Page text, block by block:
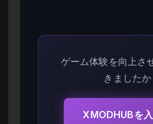
ゲーム体験を向上さ
きましたか
XMODHUBを